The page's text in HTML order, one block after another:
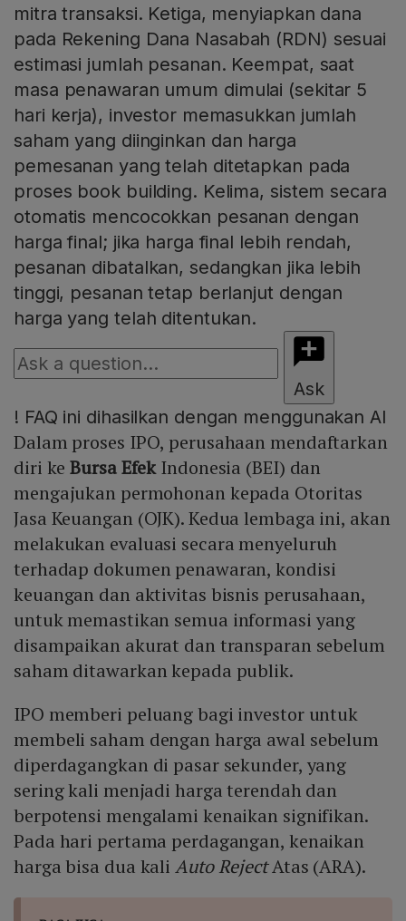
mitra transaksi. Ketiga, menyiapkan dana
pada Rekening Dana Nasabah (RDN) sesuai
estimasi jumlah pesanan. Keempat, saat
masa penawaran umum dimulai (sekitar 5
hari kerja), investor memasukkan jumlah
saham yang diinginkan dan harga
pemesanan yang telah ditetapkan pada
proses book building. Kelima, sistem secara
otomatis mencocokkan pesanan dengan
harga final; jika harga final lebih rendah,
pesanan dibatalkan, sedangkan jika lebih
tinggi, pesanan tetap berlanjut dengan
harga yang telah ditentukan.
Ask
! FAQ ini dihasilkan dengan menggunakan AI
Dalam proses IPO, perusahaan mendaftarkan
diri keBursa EfekIndonesia (BEI) dan
mengajukan permohonan kepada Otoritas
Jasa Keuangan (OJK). Kedua lembaga ini, akan
melakukan evaluasi secara menyeluruh
terhadap dokumen penawaran, kondisi
keuangan dan aktivitas bisnis perusahaan,
untuk memastikan semua informasi yang
disampaikan akurat dan transparan sebelum
saham ditawarkan kepada publik.
IPO memberi peluang bagi investor untuk
membeli saham dengan harga awal sebelum
diperdagangkan di pasar sekunder, yang
sering kali menjadi harga terendah dan
berpotensi mengalami kenaikan signifikan.
Pada hari pertama perdagangan, kenaikan
harga bisa dua kali Auto RejectAtas (ARA).